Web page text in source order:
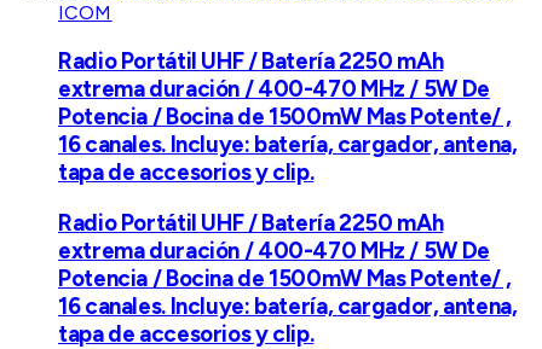
ICOM
Radio Portátil UHF / Batería 2250 mAh
extrema duración / 400-470 MHz / 5W De
Potencia / Bocina de 1500mW Mas Potente/ ,
16 canales. Incluye: batería, cargador, antena,
tapa de accesorios y clip.
Radio Portátil UHF / Batería 2250 mAh
extrema duración / 400-470 MHz / 5W De
Potencia / Bocina de 1500mW Mas Potente/ ,
16 canales. Incluye: batería, cargador, antena,
tapa de accesorios y clip.